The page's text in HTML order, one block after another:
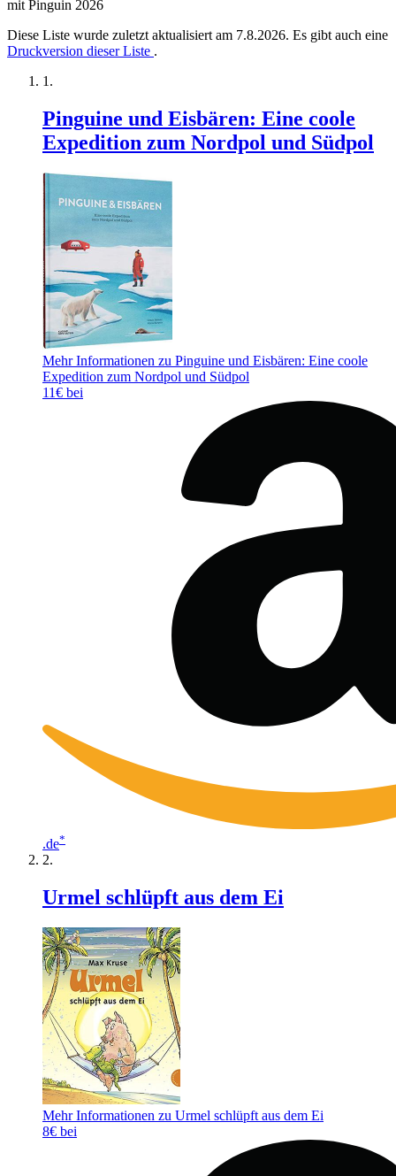
mit Pinguin 2026
Diese Liste wurde zuletzt aktualisiert am 7.8.2026. Es gibt auch eine
Druckversion dieser Liste .
Pinguine und Eisbären: Eine coole
Expedition zum Nordpol und Südpol
Mehr Informationen zu Pinguine und Eisbären: Eine coole
Expedition zum Nordpol und Südpol
11€ bei
.de*
Urmel schlüpft aus dem Ei
Mehr Informationen zu Urmel schlüpft aus dem Ei
8€ bei